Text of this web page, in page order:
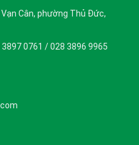
Vạn Cân, phường Thủ Đức,
0761 / 028 3896 9965